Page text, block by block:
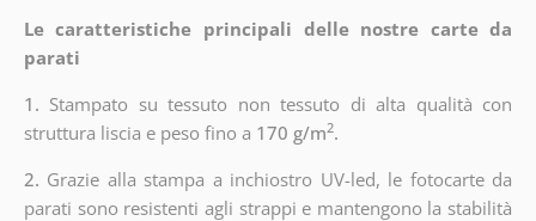
Le caratteristiche principali delle nostre carte da
parati
1. Stampato su tessuto non tessuto di alta qualità con
struttura liscia e peso fino a 170 g/m2.
2. Grazie alla stampa a inchiostro UV-led, le fotocarte da
parati sono resistenti agli strappi e mantengono la stabilità